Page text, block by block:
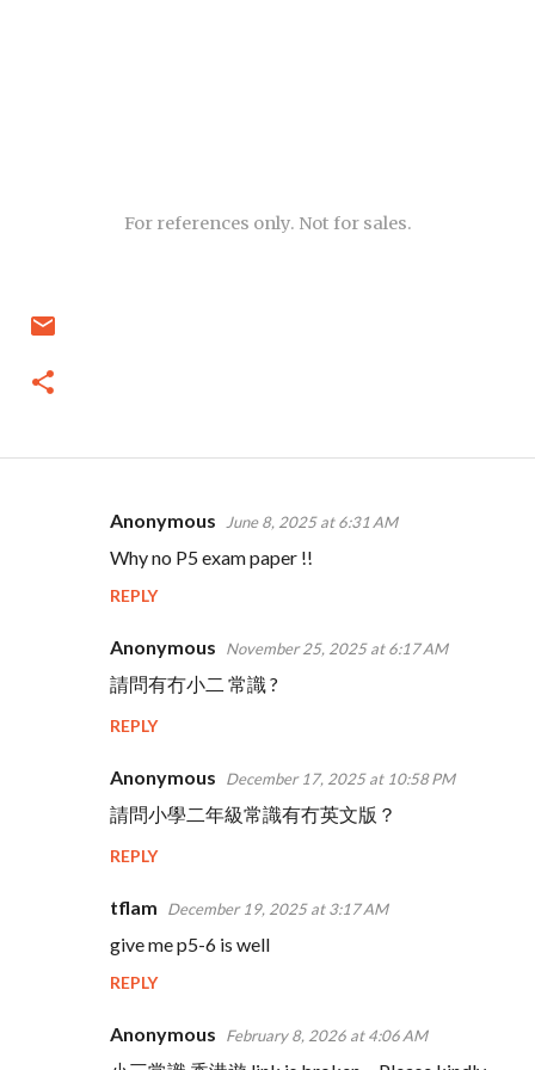
For references only. Not for sales.
Anonymous June 8, 2025 at 6:31 AM
Why no P5 exam paper !!
REPLY
Anonymous November 25, 2025 at 6:17 AM
請問有冇小二 常識 ?
REPLY
Anonymous December 17, 2025 at 10:58 PM
請問小學二年級常識有冇英文版？
REPLY
tflam December 19, 2025 at 3:17 AM
give me p5-6 is well
REPLY
Anonymous February 8, 2026 at 4:06 AM